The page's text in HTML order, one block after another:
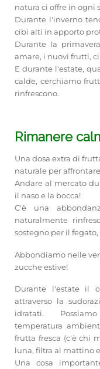
natura ci offre in ogni
Durante l'inverno
cibi alti in apporto
Durante la
amare, i nuovi frutti,
E durante l'estate,
calde, cerchiamo
rinfrescono.
Rimanere
Una dosa extra di
naturale per
Andare al mercato
il naso e la bocca!
C'è una
naturalmente
sostegno per il
Abbondiamo nelle
zucche estive!
Durante l'estate il
attraverso la
idratati.
temperatura
frutta fresca (c'è chi
luna, filtra al mattino
Una cosa